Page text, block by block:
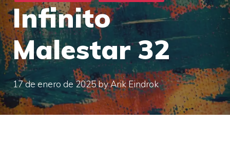
Infinito
Malestar 32
17 de enero de 2025byArik Eindrok